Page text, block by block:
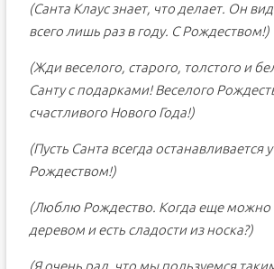
(Санта Клаус знает, что делает. Он
всего лишь раз в году. С Рождеством!)
(Жди веселого, старого, толстого и
Санту с подарками! Веселого
счастливого Нового Года!)
(Пусть Санта всегда останавливается
Рождеством!)
(Люблю Рождество. Когда еще можно
деревом и есть сладости из носка?)